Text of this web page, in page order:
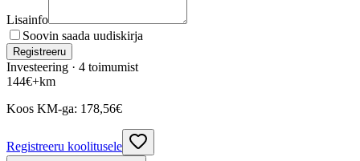
Lisainfo
Soovin saada uudiskirja
Registreeru
Investeering · 4 toimumist
144€+km
Koos KM-ga: 178,56€
Registreeru koolitusele